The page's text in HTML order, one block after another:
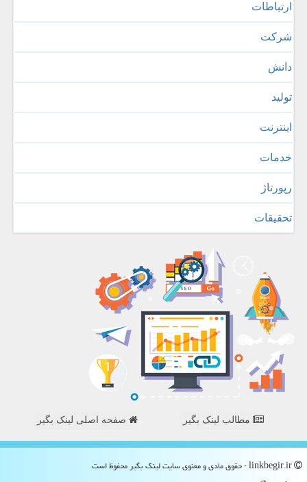
ارتباطات
شركت
دانش
تولید
اینترنت
خدمات
رپورتاژ
تحقیقات
مطالب لینک بگیر صفحه اصلی لینک بگیر